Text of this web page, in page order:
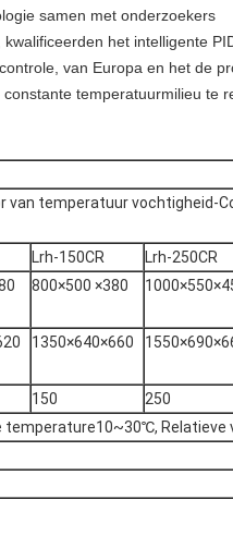
samen met onderzoekers
het intelligente
van Europa en het de
temperatuurmilieu te
van temperatuur vochtigheid-
Lrh-150CR Lrh-250CR
800×500 ×380
1350×640×660
150 250
temperature10~30℃, Relatieve